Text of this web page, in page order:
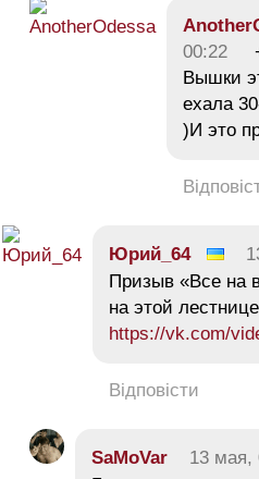
00:22
Вышки
ехала
)И это
Юрий_64
Призыв «Все на
на этой
https://vk.com/
Відповісти
SaMoVar 13 мая,